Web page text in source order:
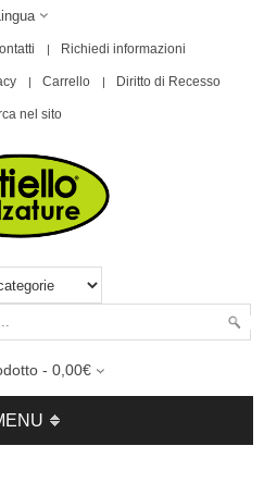
Richiedi informazioni
Carrello Diritto di Recesso
nel sito
- 0,00€